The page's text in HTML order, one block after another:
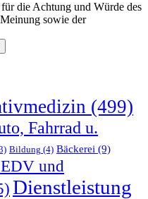
die Achtung und Würde des
sowie der
(499)
Fahrrad u.
Bildung (4) Bäckerei (9)
und
Dienstleistung